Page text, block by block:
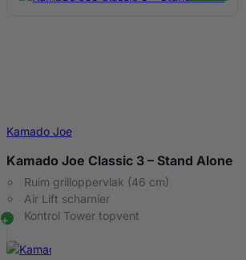
Kamado Joe
Kamado Joe Classic 3 – Stand Alone
Ruim grilloppervlak (46 cm)
Air Lift scharnier
Kontrol Tower topvent